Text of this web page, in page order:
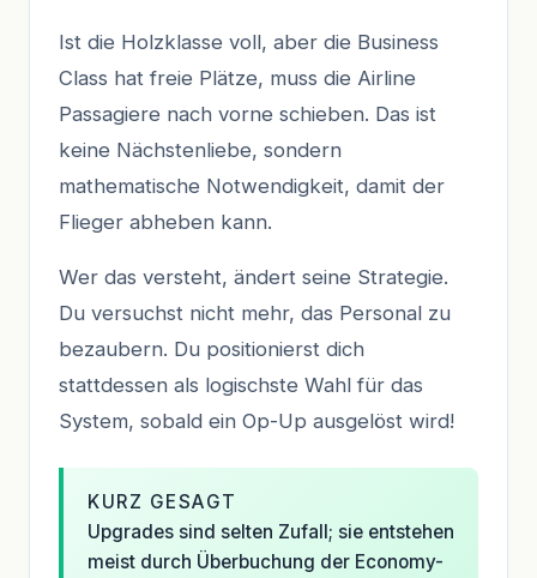
Ist die Holzklasse voll, aber die Business
Class hat freie Plätze, muss die Airline
Passagiere nach vorne schieben. Das ist
keine Nächstenliebe, sondern
mathematische Notwendigkeit, damit der
Flieger abheben kann.
Wer das versteht, ändert seine Strategie.
Du versuchst nicht mehr, das Personal zu
bezaubern. Du positionierst dich
stattdessen als logischste Wahl für das
System, sobald ein Op-Up ausgelöst wird!
KURZ GESAGT
Upgrades sind selten Zufall; sie entstehen
meist durch Überbuchung der Economy-